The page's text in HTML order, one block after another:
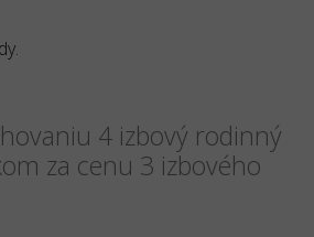
4 izbový rodinný
za cenu 3 izbového